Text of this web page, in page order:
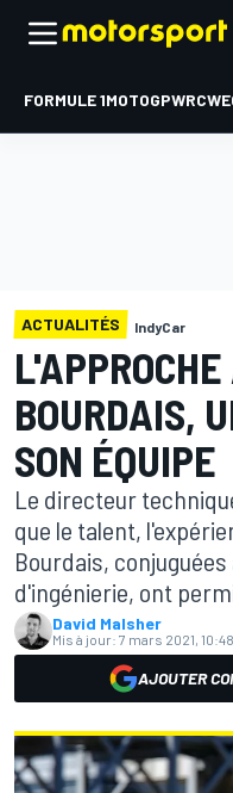
FORMULE 1MOTOGPWRC
ACTUALITÉS IndyCar
BOURDAIS,
SON ÉQUIPE
Le directeur
que le talent,
Bourdais,
d'ingénierie, ont
David Malsher
Mis à jour: 7 mars 2021, 10:48
AJOUTER